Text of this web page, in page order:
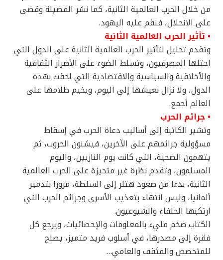
من خلال الحرب العالمية الثانية، كما نشر الفضيلة وقضى
على الانحلال، فنقم عليه اليهود.
• تأثير الحرب العالمية الثانية
وتقدم تحليل لتأثير الحرب العالمية الثانية على الدول التي
احتلها المصرفيون، وتسلط الضوء على الأضرار الثقافية
والأخلاقية والسياسية والاقتصادية التي لحقت بهذه
الدول، ولا نزال نعيشها إلى اليوم، ويخيم ظلامها على
العالم أجمع.
• جرائم الحرب
وتشير الكاتبة إلى أساليب دعاة الحرب في إسقاط
مسؤولية جرائمهم على الآخرين، فيشنون الحروب، ثم
يتهمون الضحية، التي كانت يوم النازيين، واليوم
المسلمون، وتقدم نظرة غير متحيزة على الحرب العالمية
الثانية، بدءا من صعود هتلر إلى السلطة، مرورا بتدمير
ألمانيا، وليس انتهاء بتعذيب الأسرى وجرائم الحرب التي
ارتكبها الحلفاء والشيوعيون.
الكتاب ضخم مليء بالمعلومات والإحصائيات، ويرجع كل
فقرة إلى مصدرها، في أسلوب فريد متميز، يصلح
للمتخصص والمثقف والعامي…